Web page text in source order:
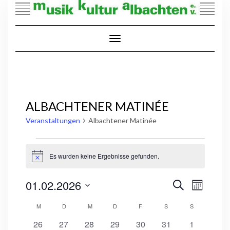
Toggle Navigation
ALBACHTENER MATINÉE
Veranstaltungen Albachtener Matinée
HinweisEs wurden keine Ergebnisse gefunden.
SUCHE
ANSICHTEN,
Suche
Monat
01.02.2026
wählen.
KALENDER
VERANSTALTUNGEN
MMONTAG
DDIENSTAG
MMITTWOCH
D DONNERSTAG
F FREITAGS SAMSTAG
SSONNTAG
0
26
0
27
0
28
0
29
0
30
0
31
0
1